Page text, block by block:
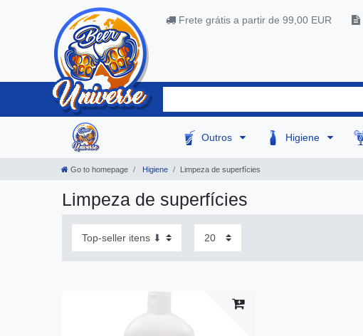
Frete grátis a partir de 99,00 EUR
Outros Higiene
Go to homepage Higiene Limpeza de superfícies
Limpeza de superfícies